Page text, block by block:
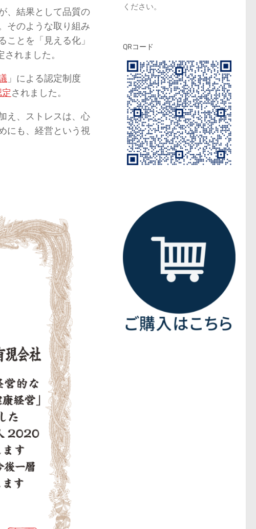
、結果として品質の
そのような取り組み
とを「見える化」
れました。
」による認定制度
されました。
え、ストレスは、心
にも、経営という視
ください。
QRコード